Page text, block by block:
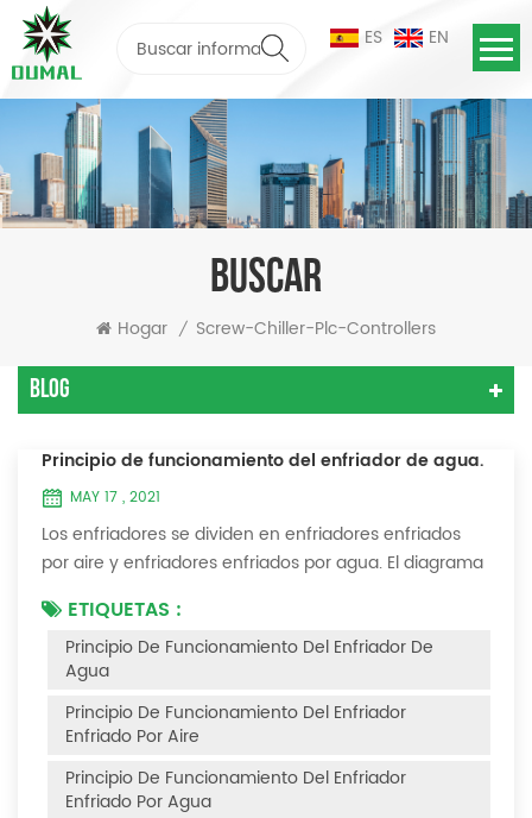
ES EN
BUSCAR
Hogar / Screw-Chiller-Plc-Controllers
Blog
Principio de funcionamiento del enfriador de agua.
MAY 17 , 2021
Los enfriadores se dividen en enfriadores enfriados
por aire y enfriadores enfriados por agua. El diagrama
enfriados por aire es el siguiente Principio de
funcionamiento del enfriador enfriado por aire El
enfriador enfriado por aire utiliza un evaporador de
carcasa y tubos (o tanque con serpentín) para
intercambiar calor entre el agua y el refrige...
ETIQUETAS :
Principio De Funcionamiento Del Enfriador De
Agua
Principio De Funcionamiento Del Enfriador
Enfriado Por Aire
Principio De Funcionamiento Del Enfriador
Enfriado Por Agua